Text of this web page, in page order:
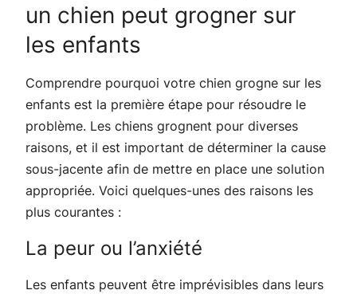
un chien peut grogner sur
les enfants
Comprendre pourquoi votre chien grogne sur les
enfants est la première étape pour résoudre le
problème. Les chiens grognent pour diverses
raisons, et il est important de déterminer la cause
sous-jacente afin de mettre en place une solution
appropriée. Voici quelques-unes des raisons les
plus courantes :
La peur ou l’anxiété
Les enfants peuvent être imprévisibles dans leurs